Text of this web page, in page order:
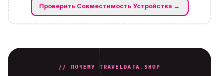
Проверить Совместимость Устройства →
// ПОЧЕМУ TRAVELDATA.SHOP